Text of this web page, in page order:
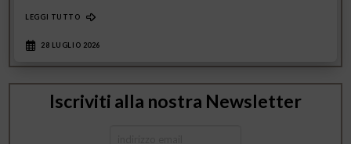
LEGGI TUTTO
28 LUGLIO 2026
Iscriviti alla nostra Newsletter